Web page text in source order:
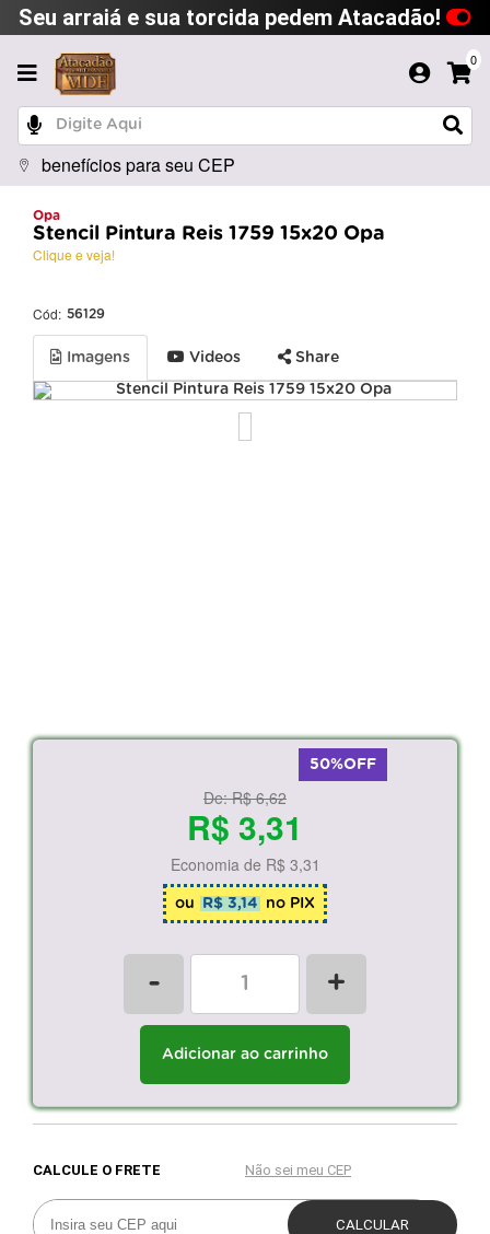
Seu arraiá e sua torcida pedem Atacadão!
0
benefícios para seu CEP
Opa
Stencil Pintura Reis 1759 15x20 Opa
Clique e veja!
Cód: 56129
Imagens Videos Share
50%OFF
De:R$ 6,62
R$ 3,31
Economia de R$ 3,31
ou R$ 3,14 no PIX
- +
Adicionar ao carrinho